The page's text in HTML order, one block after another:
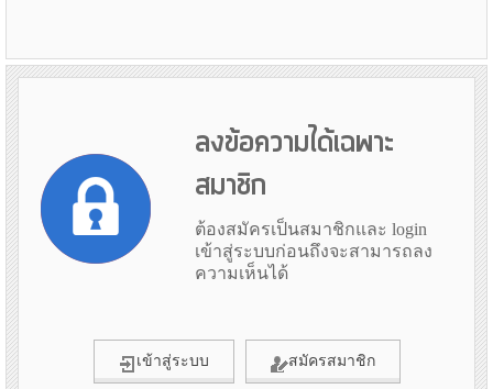
ลงข้อความได้เฉพาะ
สมาชิก
ต้องสมัครเป็นสมาชิกและ login
เข้าสู่ระบบก่อนถึงจะสามารถลง
ความเห็นได้
เข้าสู่ระบบ สมัครสมาชิก